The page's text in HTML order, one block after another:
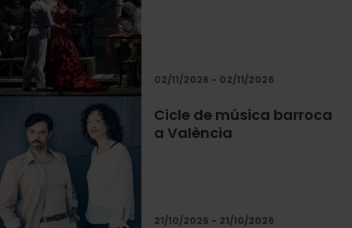
02/11/2026 - 02/11/2026
Cicle de música barroca
a València
21/10/2026 - 21/10/2026